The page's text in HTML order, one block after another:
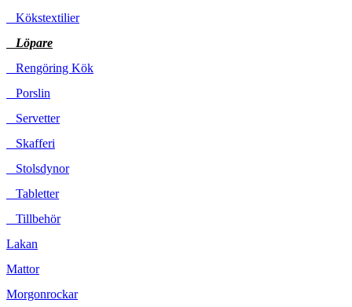
Kökstextilier
Löpare
Rengöring Kök
Porslin
Servetter
Skafferi
Stolsdynor
Tabletter
Tillbehör
Lakan
Mattor
Morgonrockar